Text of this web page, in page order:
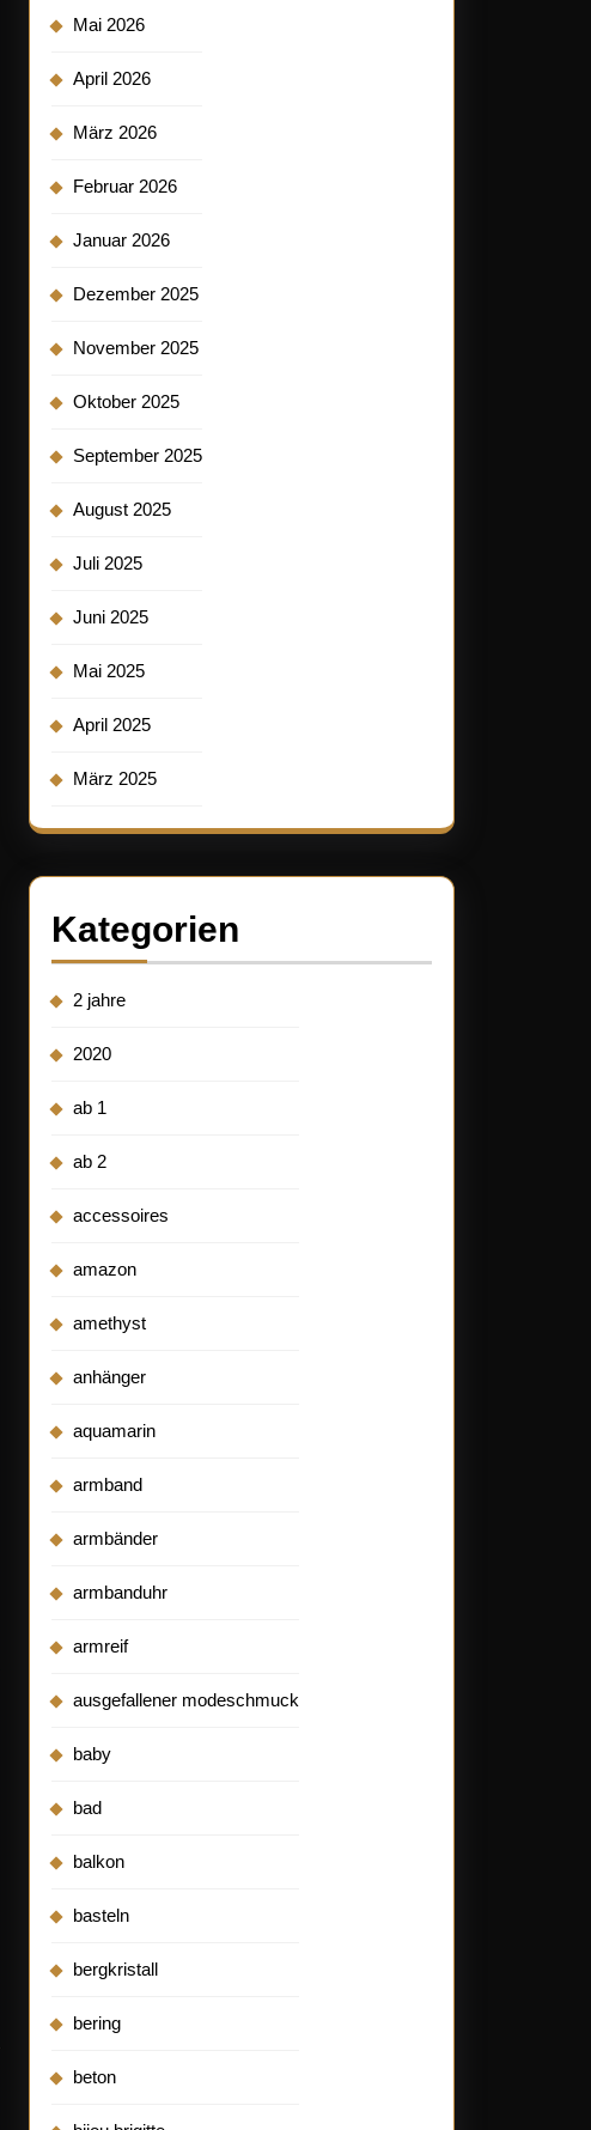
Mai 2026
April 2026
März 2026
Februar 2026
Januar 2026
Dezember 2025
November 2025
Oktober 2025
September 2025
August 2025
Juli 2025
Juni 2025
Mai 2025
April 2025
März 2025
Kategorien
2 jahre
2020
ab 1
ab 2
accessoires
amazon
amethyst
anhänger
aquamarin
armband
armbänder
armbanduhr
armreif
ausgefallener modeschmuck
baby
bad
balkon
basteln
bergkristall
bering
beton